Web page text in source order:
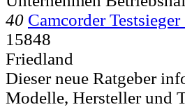
40 Camcorder Testsieger
15848
Friedland
Dieser neue Ratgeber
Modelle, Hersteller und